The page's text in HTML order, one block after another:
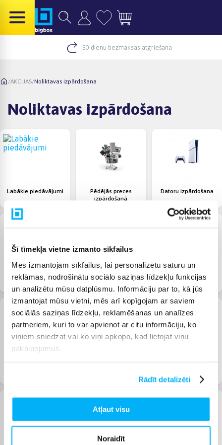
Šī tīmekļa vietne izmanto sīkfailus
Mēs izmantojam sīkfailus, lai personalizētu saturu un
reklāmas, nodrošinātu sociālo saziņas līdzekļu funkcijas
un analizētu mūsu datplūsmu. Informāciju par to, kā jūs
izmantojat mūsu vietni, mēs arī kopīgojam ar saviem
sociālās saziņas līdzekļu, reklamēšanas un analīzes
partneriem, kuri to var apvienot ar citu informāciju, ko
viņiem sniedzat vai ko viņi apkopo, kad lietojat viņu
pakalpojumus.
Rādīt detalizēti
Atļaut visu
Noraidīt
30 dienu bezmaksas atgriešana
/AKCIJAS/Noliktavas izpārdošana
Noliktavas izpārdošana
Labākie piedāvājumi
Pēdējās preces
izpārdošanā
Datoru izpārdošana
Telefonu izpārdošana TV izpārdošana
Sadzīves tehnikas
izpārdošana